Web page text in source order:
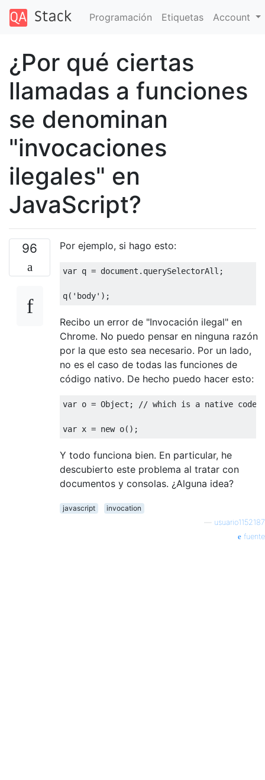
Programación Etiquetas Account
¿Por qué ciertas
llamadas a funciones
se denominan
"invocaciones
ilegales" en
JavaScript?
96 Por ejemplo, si hago esto:
var q = document .querySelectorAll;
q( 'body'
Recibo un error de "Invocación ilegal" en
Chrome. No puedo pensar en ninguna razón
por la que esto sea necesario. Por un lado,
no es el caso de todas las funciones de
código nativo. De hecho puedo hacer esto:
var o = Object ; // which is a native code
var x = new
Y todo funciona bien. En particular, he
descubierto este problema al tratar con
documentos y consolas. ¿Alguna idea?
javascript
invocation
usuario1152187
fuente